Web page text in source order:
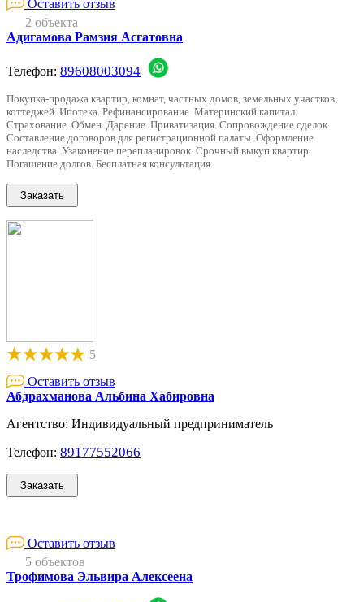
Оставить отзыв
2 объекта
Адигамова Рамзия Асгатовна
Телефон: 89608003094
Покупка-продажа квартир, комнат, частных домов, земельных участков,
коттеджей. Ипотека. Рефинансирование. Материнский капитал.
Страхование. Обмен. Дарение. Приватизация. Сопровождение сделок.
Составление договоров для регистрационной палаты. Оформление
наследства. Узаконение перепланировок. Срочный выкуп квартир.
Погашение долгов. Бесплатная консультация.
5
Оставить отзыв
Абдрахманова Альбина Хабировна
Агентство: Индивидуальный предприниматель
Телефон: 89177552066
Оставить отзыв
5 объектов
Трофимова Эльвира Алексеена